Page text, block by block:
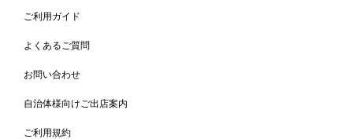
ご利用ガイド
よくあるご質問
お問い合わせ
自治体様向けご出店案内
ご利用規約